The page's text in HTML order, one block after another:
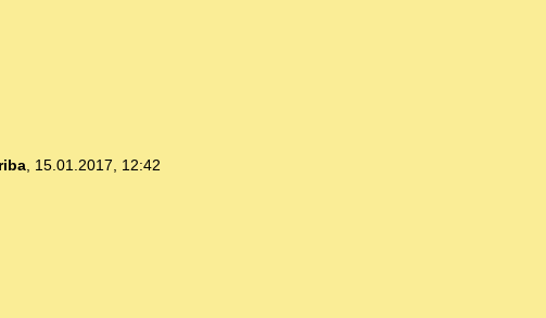
, 15.01.2017, 12:42